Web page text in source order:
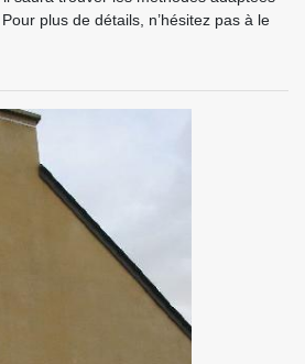
plus de détails, n’hésitez pas à le